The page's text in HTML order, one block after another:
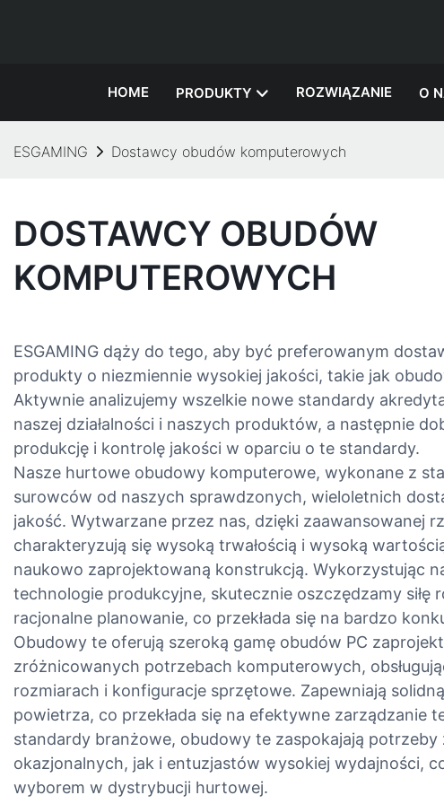
HOME PRODUKTY ROZWIĄZANIE O
ESGAMING Dostawcy obudów komputerowych
DOSTAWCY OBUDÓW
KOMPUTEROWYCH
ESGAMING dąży do tego, aby być preferowanym
produkty o niezmiennie wysokiej jakości, takie jak
Aktywnie analizujemy wszelkie nowe standardy
naszej działalności i naszych produktów, a następnie
produkcję i kontrolę jakości w oparciu o te standardy.
Nasze hurtowe obudowy komputerowe, wykonane z
surowców od naszych sprawdzonych, wieloletnich
jakość. Wytwarzane przez nas, dzięki zaawansowanej
charakteryzują się wysoką trwałością i wysoką
naukowo zaprojektowaną konstrukcją. Wykorzystując
technologie produkcyjne, skutecznie oszczędzamy siłę
racjonalne planowanie, co przekłada się na bardzo
Obudowy te oferują szeroką gamę obudów PC
zróżnicowanych potrzebach komputerowych,
rozmiarach i konfiguracje sprzętowe. Zapewniają
powietrza, co przekłada się na efektywne zarządzanie
standardy branżowe, obudowy te zaspokajają
okazjonalnych, jak i entuzjastów wysokiej wydajności,
wyborem w dystrybucji hurtowej.